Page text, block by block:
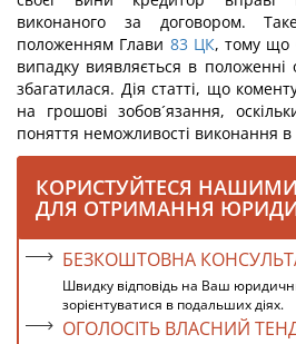
виконаного за договором.
положенням Глави 83 ЦК, тому що
випадку виявляється в положенні
збагатилася. Дія статті, що
на грошові зобов´язання,
поняття неможливості виконання в
КОРИСТУЙТЕСЯ
ДЛЯ ОТРИМАННЯ
БЕЗКОШТОВНА
Швидку відповідь на Ваш
зорієнтуватися в подальших діях.
ОГОЛОСІТЬ ВЛАСНИЙ